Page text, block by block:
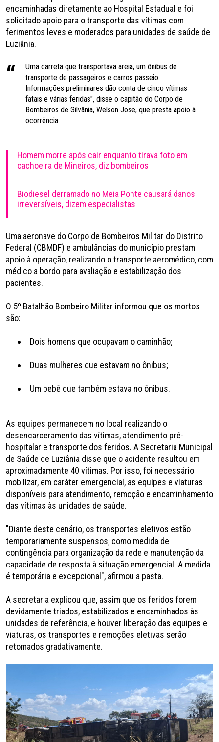
encaminhadas diretamente ao Hospital Estadual e foi
solicitado apoio para o transporte das vítimas com
ferimentos leves e moderados para unidades de saúde de
Luziânia.
Uma carreta que transportava areia, um ônibus de
transporte de passageiros e carros passeio.
Informações preliminares dão conta de cinco vítimas
fatais e várias feridas", disse o capitão do Corpo de
Bombeiros de Silvânia, Welson Jose, que presta apoio à
ocorrência.
Homem morre após cair enquanto tirava foto em
cachoeira de Mineiros, diz bombeiros
Biodiesel derramado no Meia Ponte causará danos
irreversíveis, dizem especialistas
Uma aeronave do Corpo de Bombeiros Militar do Distrito
Federal (CBMDF) e ambulâncias do município prestam
apoio à operação, realizando o transporte aeromédico, com
médico a bordo para avaliação e estabilização dos
pacientes.
O 5º Batalhão Bombeiro Militar informou que os mortos
são:
Dois homens que ocupavam o caminhão;
Duas mulheres que estavam no ônibus;
Um bebê que também estava no ônibus.
As equipes permanecem no local realizando o
desencarceramento das vítimas, atendimento pré-
hospitalar e transporte dos feridos. A Secretaria Municipal
de Saúde de Luziânia disse que o acidente resultou em
aproximadamente 40 vítimas. Por isso, foi necessário
mobilizar, em caráter emergencial, as equipes e viaturas
disponíveis para atendimento, remoção e encaminhamento
das vítimas às unidades de saúde.
"Diante deste cenário, os transportes eletivos estão
temporariamente suspensos, como medida de
contingência para organização da rede e manutenção da
capacidade de resposta à situação emergencial. A medida
é temporária e excepcional", afirmou a pasta.
A secretaria explicou que, assim que os feridos forem
devidamente triados, estabilizados e encaminhados às
unidades de referência, e houver liberação das equipes e
viaturas, os transportes e remoções eletivas serão
retomados gradativamente.